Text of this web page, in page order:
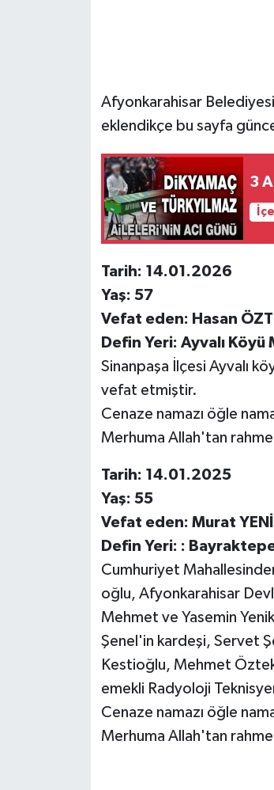
Afyonkarahisar
eklendikçe bu sayfa
Tarih: 14.01.2026
Yaş: 57
Vefat eden: Hasan
Defin Yeri: Ayvalı Köyü
Sinanpaşa İlçesi Ayvalı
vefat etmiştir.
Cenaze namazı öğle
Merhuma Allah'tan
Tarih: 14.01.2025
Yaş: 55
Vefat eden: Murat
Defin Yeri: :
Cumhuriyet
oğlu, Afyonkarahisar
Mehmet ve Yasemin
Şenel'in kardeşi, Servet
Kestioğlu, Mehmet
emekli Radyoloji
Cenaze namazı öğle
Merhuma Allah'tan